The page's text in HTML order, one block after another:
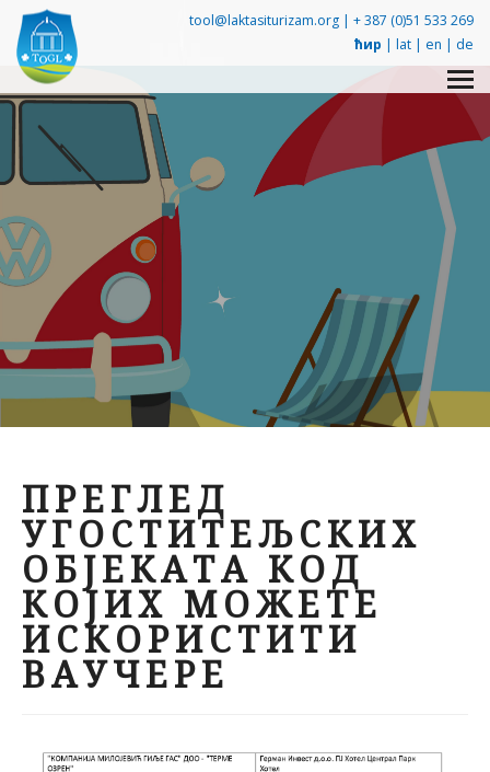
tool@laktasiturizam.org | + 387 (0)51 533 269
ћир | lat | en | de
ПРЕГЛЕД
УГОСТИТЕЉСКИХ
ОБЈЕКАТА КОД
КОЈИХ МОЖЕТЕ
ИСКОРИСТИТИ
ВАУЧЕРЕ